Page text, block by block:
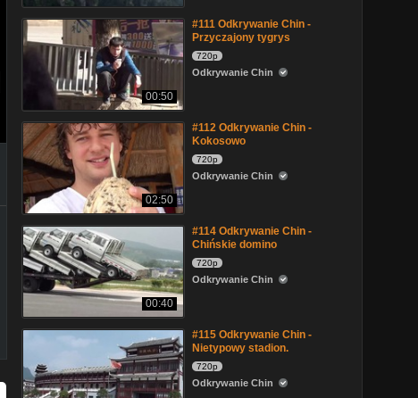
00:50
#111 Odkrywanie Chin -
Przyczajony tygrys
720p
Odkrywanie Chin
02:50
#112 Odkrywanie Chin -
Kokosowo
720p
Odkrywanie Chin
00:40
#114 Odkrywanie Chin -
Chińskie domino
720p
Odkrywanie Chin
#115 Odkrywanie Chin -
Nietypowy stadion.
720p
Odkrywanie Chin